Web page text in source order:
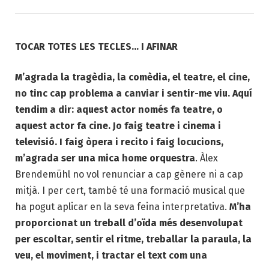
TOCAR TOTES LES TECLES… I AFINAR
M’agrada la tragèdia, la comèdia, el teatre, el cine,
no tinc cap problema a canviar i sentir-me viu. Aquí
tendim a dir: aquest actor només fa teatre, o
aquest actor fa cine. Jo faig teatre i cinema i
televisió. I faig òpera i recito i faig locucions,
m’agrada ser una mica home orquestra. Àlex
Brendemühl no vol renunciar a cap gènere ni a cap
mitjà. I per cert, també té una formació musical que
ha pogut aplicar en la seva feina interpretativa. M’ha
proporcionat un treball d’oïda més desenvolupat
per escoltar, sentir el ritme, treballar la paraula, la
veu, el moviment, i tractar el text com una